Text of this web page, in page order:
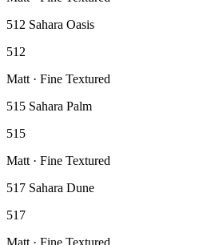
512 Sahara Oasis
512
Matt · Fine Textured
515 Sahara Palm
515
Matt · Fine Textured
517 Sahara Dune
517
Matt · Fine Textured